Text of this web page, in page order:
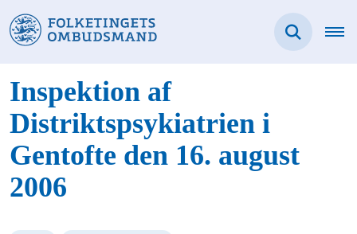
Inspektion af
Distriktspsykiatrien i
Gentofte den 16. august
2006